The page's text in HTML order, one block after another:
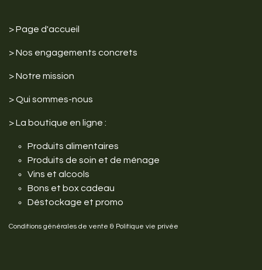
>Page d'accueil
> Nos engagements concrets
>Notre mission
>Qui sommes-nous
>La boutique en ligne :
Produits alimentaires
Produits de soin et de ménage
Vins et alcools
Bons et box cadeau
Déstockage et promo
Conditions générales de vente & Politique vie privée